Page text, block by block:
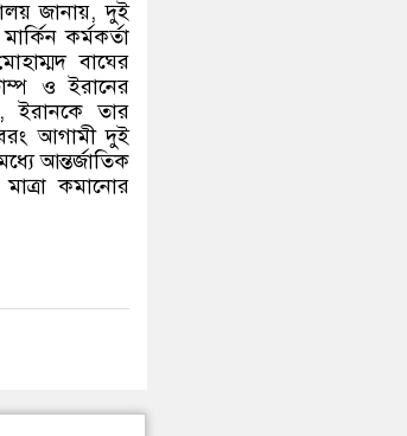
জানায়,দুই
কর্মকর্তা
বাঘের
ও ইরানের
,ইরানকে তার
বরং আগামী দুই
আন্তর্জাতিক
মাত্রা কমানোর